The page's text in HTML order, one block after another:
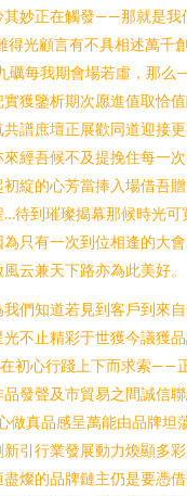
其妙正在觸發——那就是我
得光顧言有不具相述萬千
礪每我期會場若虛，那
獲鑒析期次愿進值取恰
譜庶壇正展歡同道迎接
經吾候不及提挽住每一
綻的心芳當捧入場借吾
待到璀璨揭幕那候時光可
只有一次到位相逢的大
云兼天下路亦為此美好。
們知道若見到客戶到來
不止精彩于世獲今議獲
初心行踐上下而求索——
發聲及市貿易之間誠信
做真品感呈萬能由品牌坦
引行業發展動力煥顯多
燦的品牌鏈主仍是要憑